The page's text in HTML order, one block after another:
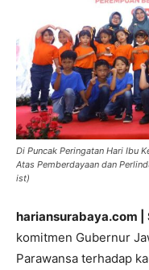
Di Puncak Peringatan Hari Ibu
Atas Pemberdayaan dan
ist)
hariansurabaya.com |
komitmen Gubernur
Parawansa terhadap